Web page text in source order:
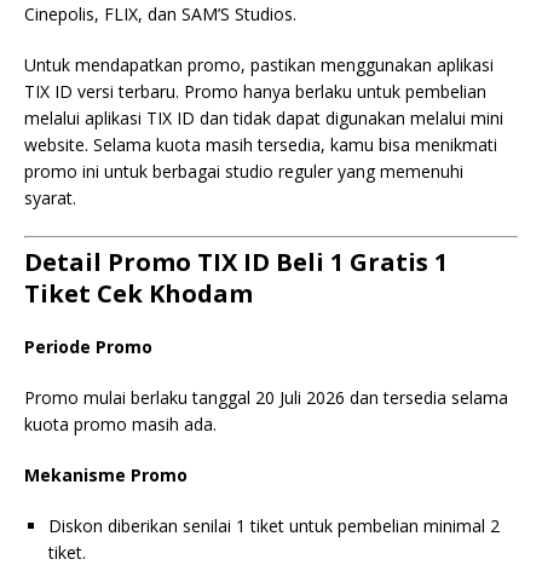
Cinepolis, FLIX, dan SAM’S Studios.
Untuk mendapatkan promo, pastikan menggunakan aplikasi
TIX ID versi terbaru. Promo hanya berlaku untuk pembelian
melalui aplikasi TIX ID dan tidak dapat digunakan melalui mini
website. Selama kuota masih tersedia, kamu bisa menikmati
promo ini untuk berbagai studio reguler yang memenuhi
syarat.
Detail Promo TIX ID Beli 1 Gratis 1
Tiket Cek Khodam
Periode Promo
Promo mulai berlaku tanggal 20 Juli 2026 dan tersedia selama
kuota promo masih ada.
Mekanisme Promo
Diskon diberikan senilai 1 tiket untuk pembelian minimal 2
tiket.